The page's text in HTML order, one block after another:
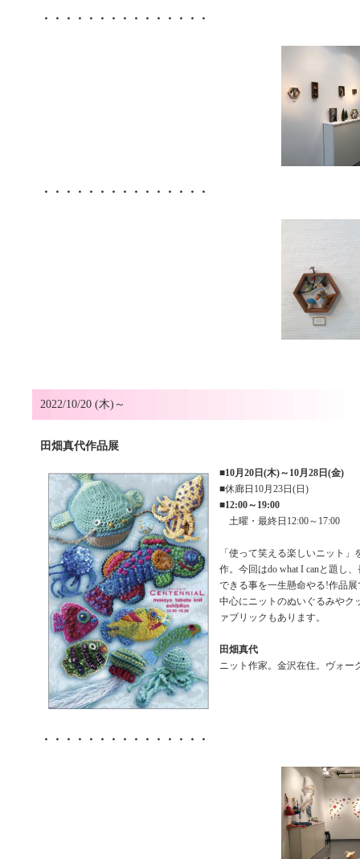
・・・・・・・・・・・・・・・
・・・・・・・・・・・・・・・
2022/10/20 (木)～
田畑真代作品展
■10月20日(木)～10月28日(金)
■休廊日10月23日(日)
■12:00～19:00
土曜・最終日12:00～17:00
「使って笑える楽しいニット」
作。今回はdo what I canと題し
できる事を一生懸命やる!作品
中心にニットのぬいぐるみやク
ァブリックもあります。
田畑真代
ニット作家。金沢在住。ヴォー
・・・・・・・・・・・・・・・